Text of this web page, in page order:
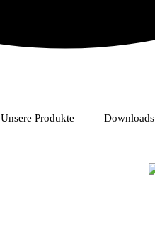
Unsere Produkte Downloads